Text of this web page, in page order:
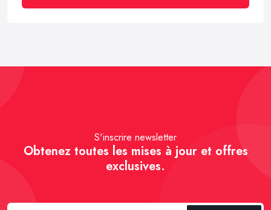
S'inscrire newsletter
Obtenez toutes les mises à jour et offres
exclusives.